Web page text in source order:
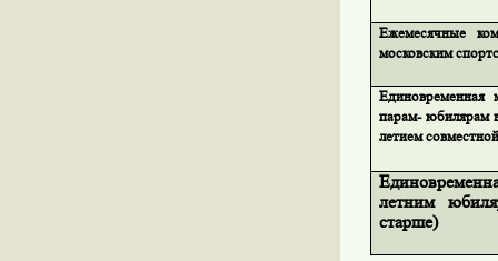
Ежемесячные
московским
Единовременная
парам- юбилярам
летием
летним
старше)